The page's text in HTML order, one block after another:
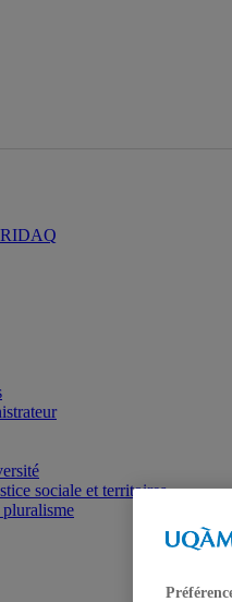
sociale et territoires